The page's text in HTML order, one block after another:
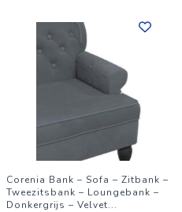
Corenia Bank – Sofa – Zitbank –
Tweezitsbank – Loungebank –
Donkergrijs – Velvet...